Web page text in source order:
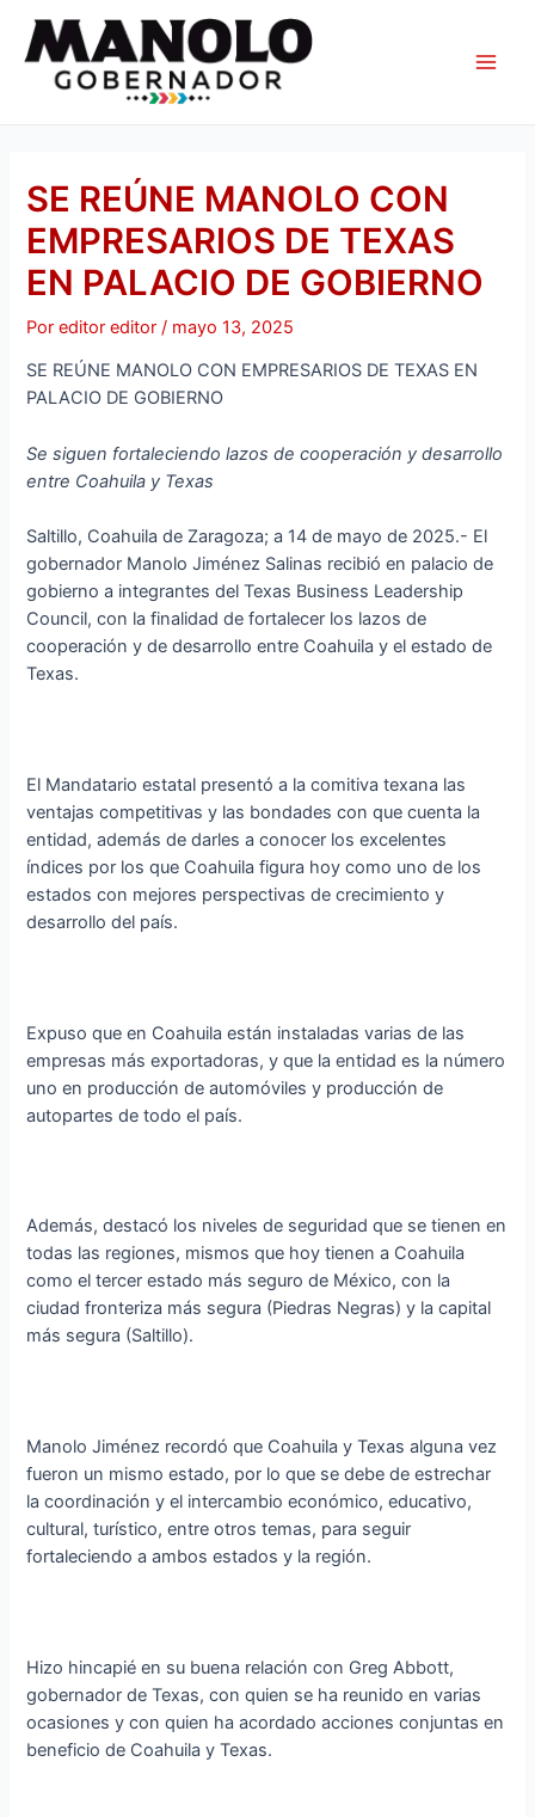
contenido
SE REÚNE MANOLO CON
EMPRESARIOS DE TEXAS
EN PALACIO DE GOBIERNO
Poreditor editor/ mayo 13, 2025
SE REÚNE MANOLO CON EMPRESARIOS DE TEXAS EN
PALACIO DE GOBIERNO
Se siguen fortaleciendo lazos de cooperación y desarrollo
entre Coahuila y Texas
Saltillo, Coahuila de Zaragoza; a 14 de mayo de 2025.- El
gobernador Manolo Jiménez Salinas recibió en palacio de
gobierno a integrantes del Texas Business Leadership
Council, con la finalidad de fortalecer los lazos de
cooperación y de desarrollo entre Coahuila y el estado de
Texas.
El Mandatario estatal presentó a la comitiva texana las
ventajas competitivas y las bondades con que cuenta la
entidad, además de darles a conocer los excelentes
índices por los que Coahuila figura hoy como uno de los
estados con mejores perspectivas de crecimiento y
desarrollo del país.
Expuso que en Coahuila están instaladas varias de las
empresas más exportadoras, y que la entidad es la número
uno en producción de automóviles y producción de
autopartes de todo el país.
Además, destacó los niveles de seguridad que se tienen en
todas las regiones, mismos que hoy tienen a Coahuila
como el tercer estado más seguro de México, con la
ciudad fronteriza más segura (Piedras Negras) y la capital
más segura (Saltillo).
Manolo Jiménez recordó que Coahuila y Texas alguna vez
fueron un mismo estado, por lo que se debe de estrechar
la coordinación y el intercambio económico, educativo,
cultural, turístico, entre otros temas, para seguir
fortaleciendo a ambos estados y la región.
Hizo hincapié en su buena relación con Greg Abbott,
gobernador de Texas, con quien se ha reunido en varias
ocasiones y con quien ha acordado acciones conjuntas en
beneficio de Coahuila y Texas.
de
entradas